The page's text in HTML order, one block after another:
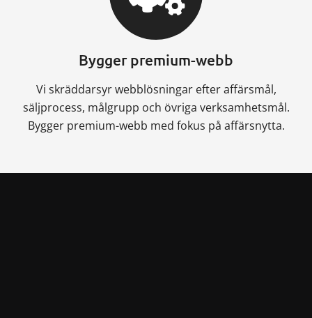
Bygger premium-webb
Vi skräddarsyr webblösningar efter affärsmål,
säljprocess, målgrupp och övriga verksamhetsmål.
Bygger premium-webb med fokus på affärsnytta.